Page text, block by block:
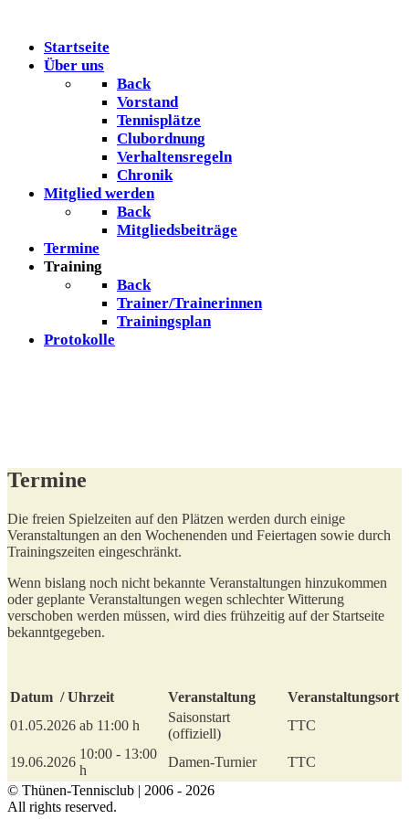
Startseite
Über uns
Back
Vorstand
Tennisplätze
Clubordnung
Verhaltensregeln
Chronik
Mitglied werden
Back
Mitgliedsbeiträge
Termine
Training
Back
Trainer/Trainerinnen
Trainingsplan
Protokolle
Termine
Die freien Spielzeiten auf den Plätzen werden durch einige
Veranstaltungen an den Wochenenden und Feiertagen sowie durch
Trainingszeiten eingeschränkt.
Wenn bislang noch nicht bekannte Veranstaltungen hinzukommen
oder geplante Veranstaltungen wegen schlechter Witterung
verschoben werden müssen, wird dies frühzeitig auf der Startseite
bekanntgegeben.
Datum / Uhrzeit Veranstaltung
Veranstaltungsort
01.05.2026 ab 11:00 h
Saisonstart
(offiziell)
TTC
19.06.2026
10:00 - 13:00
h
Damen-Turnier
TTC
© Thünen-Tennisclub | 2006 - 2026
All rights reserved.